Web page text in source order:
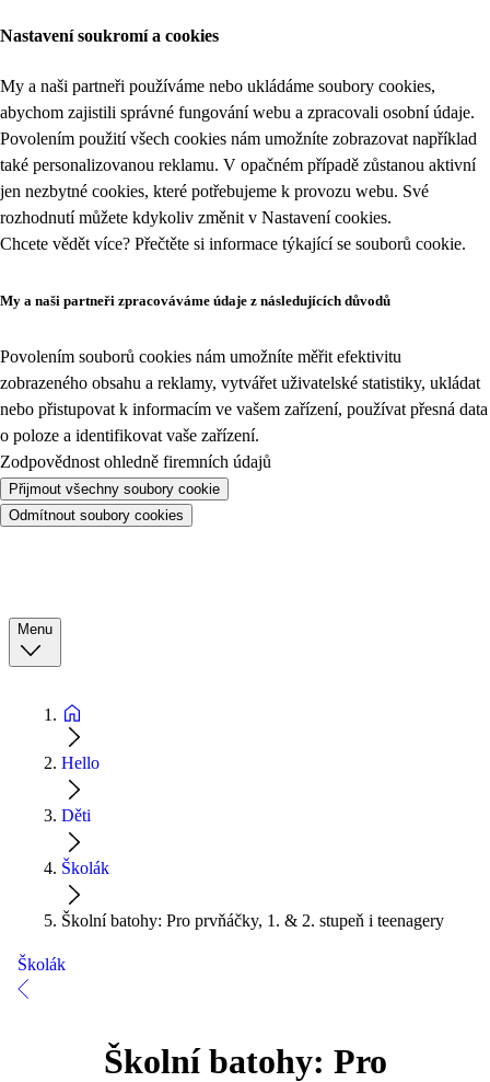
Nastavení soukromí a cookies
My a naši partneři používáme nebo ukládáme soubory cookies,
abychom zajistili správné fungování webu a zpracovali osobní údaje.
Povolením použití všech cookies nám umožníte zobrazovat například
také personalizovanou reklamu. V opačném případě zůstanou aktivní
jen nezbytné cookies, které potřebujeme k provozu webu. Své
rozhodnutí můžete kdykoliv změnit v Nastavení cookies.
Chcete vědět více? Přečtěte si informace týkající se souborů cookie.
My a naši partneři zpracováváme údaje z následujících důvodů
Povolením souborů cookies nám umožníte měřit efektivitu
zobrazeného obsahu a reklamy, vytvářet uživatelské statistiky, ukládat
nebo přistupovat k informacím ve vašem zařízení, používat přesná data
o poloze a identifikovat vaše zařízení.
Zodpovědnost ohledně firemních údajů
Přijmout všechny soubory cookie
Odmítnout soubory cookies
Menu
Hello
Děti
Školák
Školní batohy: Pro prvňáčky, 1. & 2. stupeň i teenagery
Školák
Školní batohy: Pro